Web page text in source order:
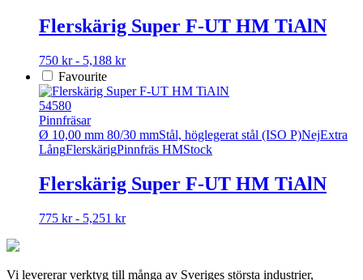
alternativen
kan
på
Flerskärig Super F-UT HM TiAlN
750 kr - 5,188 krDen
produkten
varianter.
De
alternativen
kan
på
Favourite
54580
Pinnfräsar
Ø 10,00 mm 80/30 mmStål, höglegerat stål (ISO P)NejExtra
LångFlerskärigPinnfräs HMStock
Flerskärig Super F-UT HM TiAlN
775 kr - 5,251 krDen
flera
Vi levererar verktyg till många av Sveriges största industrier,